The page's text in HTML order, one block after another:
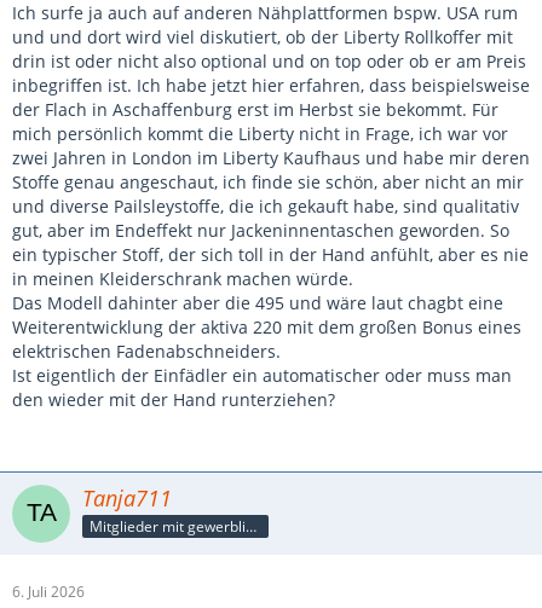
Ich surfe ja auch auf anderen Nähplattformen bspw. USA rum
und und dort wird viel diskutiert, ob der Liberty Rollkoffer mit
drin ist oder nicht also optional und on top oder ob er am Preis
inbegriffen ist. Ich habe jetzt hier erfahren, dass beispielsweise
der Flach in Aschaffenburg erst im Herbst sie bekommt. Für
mich persönlich kommt die Liberty nicht in Frage, ich war vor
zwei Jahren in London im Liberty Kaufhaus und habe mir deren
Stoffe genau angeschaut, ich finde sie schön, aber nicht an mir
und diverse Pailsleystoffe, die ich gekauft habe, sind qualitativ
gut, aber im Endeffekt nur Jackeninnentaschen geworden. So
ein typischer Stoff, der sich toll in der Hand anfühlt, aber es nie
in meinen Kleiderschrank machen würde.
Das Modell dahinter aber die 495 und wäre laut chagbt eine
Weiterentwicklung der aktiva 220 mit dem großen Bonus eines
elektrischen Fadenabschneiders.
Ist eigentlich der Einfädler ein automatischer oder muss man
den wieder mit der Hand runterziehen?
Tanja711
Mitglieder mit gewerblicher Verbindung, auch als Mitarbeiter/in
6. Juli 2026